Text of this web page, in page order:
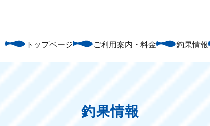
トップページ ご利用案内・料金 釣果情報
釣果情報